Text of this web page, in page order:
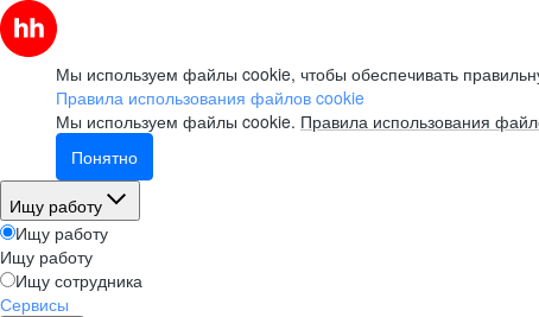
Мы используем файлы cookie, чтобы обеспечивать
Правила использования файлов cookie
Мы используем файлы cookie. Правила использования
Понятно
Ищу работу
Ищу работу
Ищу работу
Ищу сотрудника
Сервисы